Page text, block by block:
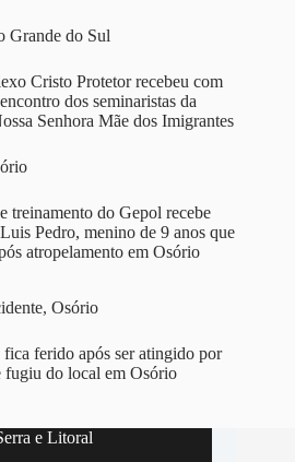
Grande do Sul
Cristo Protetor recebeu com
dos seminaristas da
Senhora Mãe dos Imigrantes
treinamento do Gepol recebe
Pedro, menino de 9 anos que
atropelamento em Osório
, Osório
ferido após ser atingido por
fugiu do local em Osório
e Litoral